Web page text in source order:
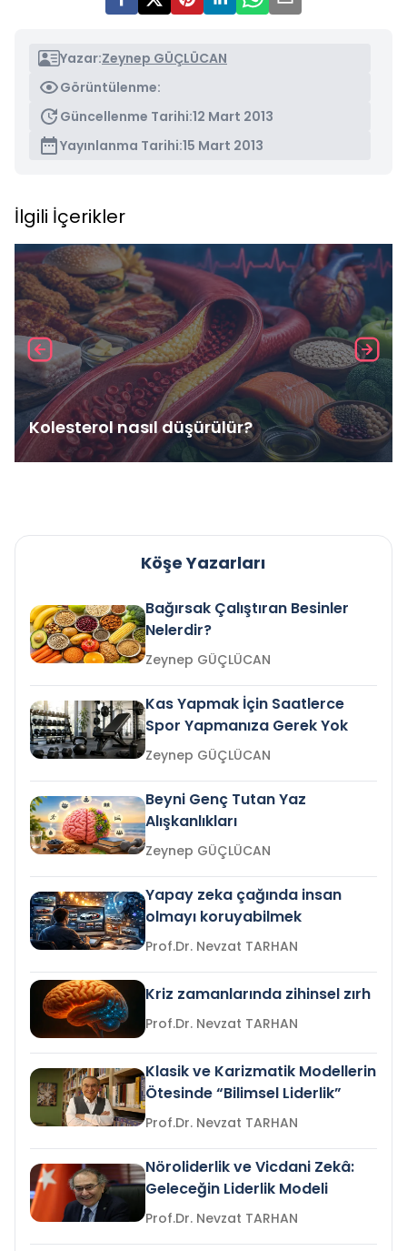
Yazar:Zeynep GÜÇLÜCAN
Görüntülenme:
Güncellenme Tarihi:12 Mart 2013
Yayınlanma Tarihi:15 Mart 2013
İlgili İçerikler
Kolesterol nasıl düşürülür?
Köşe Yazarları
Bağırsak Çalıştıran Besinler
Nelerdir?
Zeynep GÜÇLÜCAN
Kas Yapmak İçin Saatlerce
Spor Yapmanıza Gerek Yok
Zeynep GÜÇLÜCAN
Beyni Genç Tutan Yaz
Alışkanlıkları
Zeynep GÜÇLÜCAN
Yapay zeka çağında insan
olmayı koruyabilmek
Prof.Dr. Nevzat TARHAN
Kriz zamanlarında zihinsel zırh
Prof.Dr. Nevzat TARHAN
Klasik ve Karizmatik Modellerin
Ötesinde “Bilimsel Liderlik”
Prof.Dr. Nevzat TARHAN
Nöroliderlik ve Vicdani Zekâ:
Geleceğin Liderlik Modeli
Prof.Dr. Nevzat TARHAN